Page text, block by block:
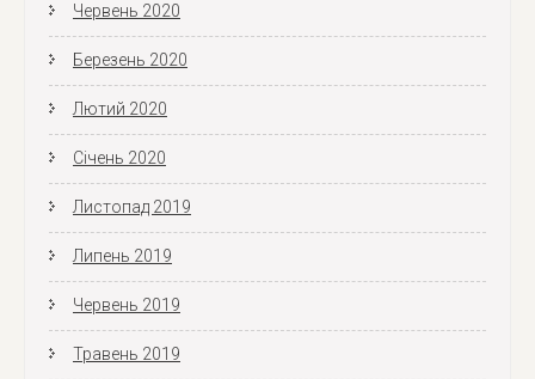
Червень 2020
Березень 2020
Лютий 2020
Січень 2020
Листопад 2019
Липень 2019
Червень 2019
Травень 2019